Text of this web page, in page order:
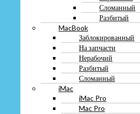
Сломанный
Разбитый
MacBook
Заблокированный
На запчасти
Нерабочий
Разбитый
Сломанный
iMac
iMac Pro
Mac Pro
iMac
iPod
AirPods
Apple
Magic
Magic